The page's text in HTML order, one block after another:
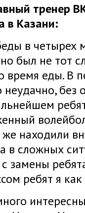
тренер
в Казани:
в четырех
был не тот
время еды. В
без
находили
в сложных
замены
ребят я